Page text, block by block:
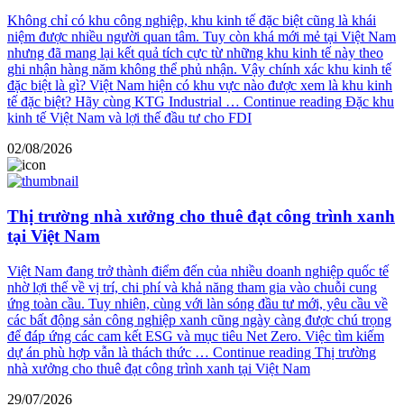
Không chỉ có khu công nghiệp, khu kinh tế đặc biệt cũng là khái
niệm được nhiều người quan tâm. Tuy còn khá mới mẻ tại Việt Nam
nhưng đã mang lại kết quả tích cực từ những khu kinh tế này theo
ghi nhận hàng năm không thể phủ nhận. Vậy chính xác khu kinh tế
đặc biệt là gì? Việt Nam hiện có khu vực nào được xem là khu kinh
tế đặc biệt? Hãy cùng KTG Industrial … Continue reading Đặc khu
kinh tế Việt Nam và lợi thế đầu tư cho FDI
02/08/2026
Thị trường nhà xưởng cho thuê đạt công trình xanh
tại Việt Nam
Việt Nam đang trở thành điểm đến của nhiều doanh nghiệp quốc tế
nhờ lợi thế về vị trí, chi phí và khả năng tham gia vào chuỗi cung
ứng toàn cầu. Tuy nhiên, cùng với làn sóng đầu tư mới, yêu cầu về
các bất động sản công nghiệp xanh cũng ngày càng được chú trọng
để đáp ứng các cam kết ESG và mục tiêu Net Zero. Việc tìm kiếm
dự án phù hợp vẫn là thách thức … Continue reading Thị trường
nhà xưởng cho thuê đạt công trình xanh tại Việt Nam
29/07/2026